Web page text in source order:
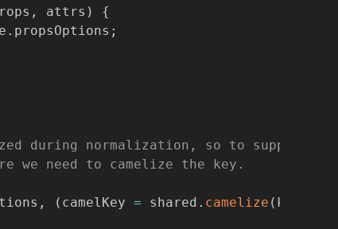
, attrs )
{
. propsOptions ;
during normalization, so to support
we need to camelize the key.
, ( camelKey = shared . camelize ( key